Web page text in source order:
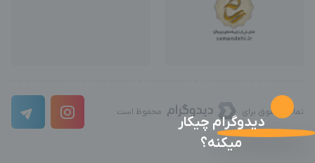
تمامی حقوق برای محفوظ است
دیدوگرام چیکار
میکنه؟